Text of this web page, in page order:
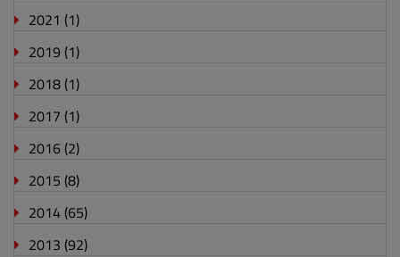
2021 (1)
2019 (1)
2018 (1)
2017 (1)
2016 (2)
2015 (8)
2014 (65)
2013 (92)